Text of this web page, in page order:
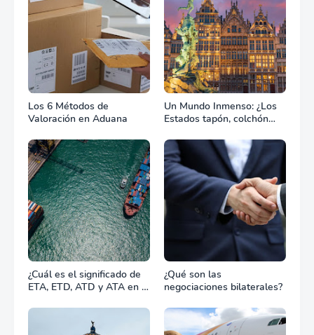
Los 6 Métodos de
Valoración en Aduana
Un Mundo Inmenso: ¿Los
Estados tapón, colchón
combate?
¿Cuál es el significado de
ETA, ETD, ATD y ATA en el
¿Qué son las
negociaciones bilaterales?